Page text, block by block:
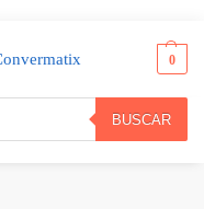
BUSCAR
0
Kingston, Memoria RAM para laptop 16GB DDR5, 5600 MHz, 262-pin SO-DIMM, PC5-44800, CL46 · KCP556SS8-16